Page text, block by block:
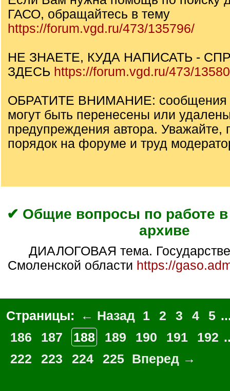
ГАСО, обращайтесь в тему
https://forum.vgd.ru/473/135796/
НЕ ЗНАЕТЕ, КУДА НАПИСАТЬ -
ЗДЕСЬ https://forum.vgd.ru/473/
ОБРАТИТЕ ВНИМАНИЕ: сообщения
могут быть перенесены или
предупреждения автора. Уважайте,
порядок на форуме и труд
✔ Общие вопросы по работе
архиве
ДИАЛОГОВАЯ тема. Государственный архив
Смоленской области https://
Страницы: ← Назад 1 2 3 4 5
186
187 188 189 190 191 192
222
223 224 225 Вперед →